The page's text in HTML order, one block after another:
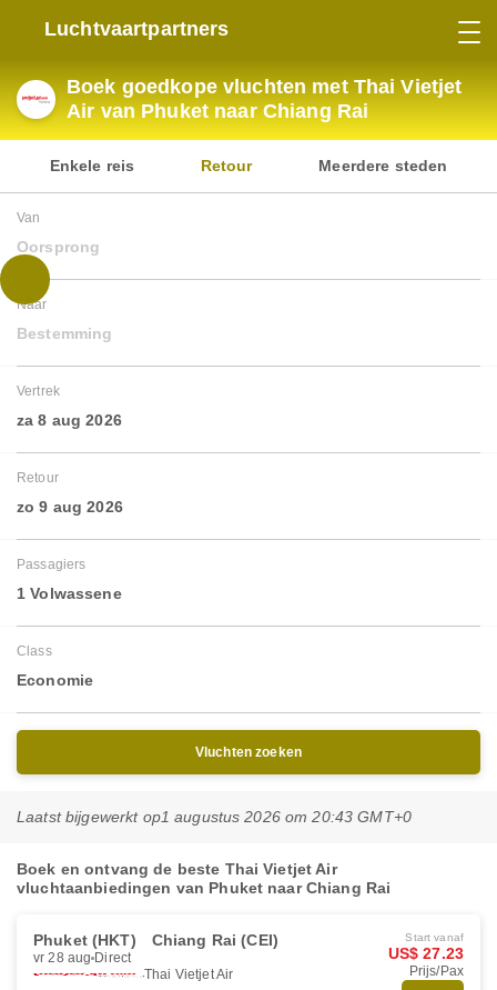
Luchtvaartpartners
Boek goedkope vluchten met Thai Vietjet
Air van Phuket naar Chiang Rai
Enkele reis Retour Meerdere steden
Van
Oorsprong
Naar
Bestemming
Vertrek
za 8 aug 2026
Retour
zo 9 aug 2026
Passagiers
1 Volwassene
Class
Economie
Vluchten zoeken
Laatst bijgewerkt op1 augustus 2026 om 20:43 GMT+0
Boek en ontvang de beste Thai Vietjet Air
vluchtaanbiedingen van Phuket naar Chiang Rai
Phuket (HKT) Chiang Rai (CEI)
vr 28 aug Direct
Thai Vietjet Air
Start vanaf
US$ 27.23
Prijs/Pax